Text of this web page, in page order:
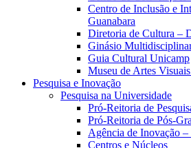
Centro de Inclusão e
Guanabara
Diretoria de Cultura –
Ginásio
Guia Cultural Unicamp
Museu de Artes
Pesquisa e Inovação
Pesquisa na Universidade
Pró-Reitoria de
Pró-Reitoria de Pós-
Agência de Inovação –
Centros e Núcleos